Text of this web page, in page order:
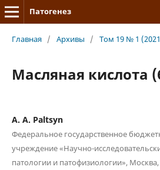
Патогенез
Главная / Архивы / Том 19 № 1
Масляная кислота
A. A. Paltsyn
Федеральное государственное
учреждение «Научно-
патологии и патофизиологии»,